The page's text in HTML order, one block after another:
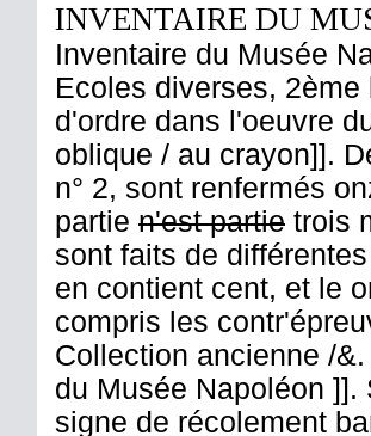
INVENTAIRE DU
Inventaire du Musée
Ecoles diverses,
d'ordre dans l'oeuvre
oblique / au crayon]].
n° 2, sont renfermés
partie n'est partie trois
sont faits de
en contient cent, et le
compris les
Collection ancienne /
du Musée Napoléon
signe de récolement